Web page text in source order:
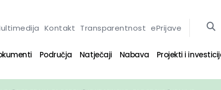
Kontakt Transparentnost ePrijave
Područja Natječaji Nabava Projekti i